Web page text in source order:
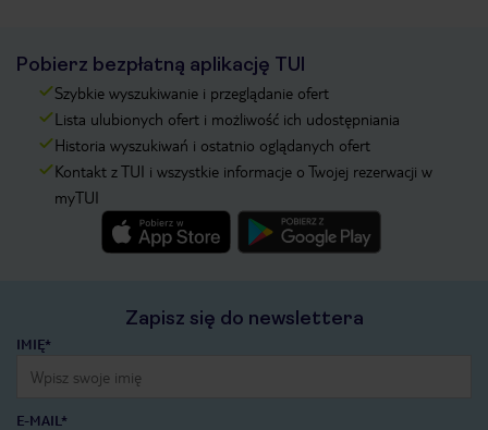
Pobierz bezpłatną aplikację TUI
Szybkie wyszukiwanie i przeglądanie ofert
Lista ulubionych ofert i możliwość ich udostępniania
Historia wyszukiwań i ostatnio oglądanych ofert
Kontakt z TUI i wszystkie informacje o Twojej rezerwacji w
myTUI
Zapisz się do newslettera
IMIĘ*
E-MAIL*